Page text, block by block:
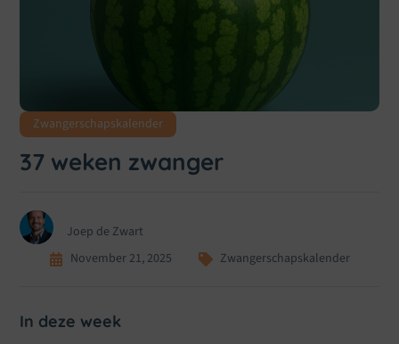
Zwangerschapskalender
37 weken zwanger
Joep de Zwart
November 21, 2025
Zwangerschapskalender
In deze week